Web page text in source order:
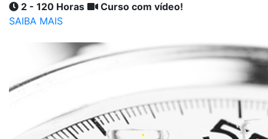
2 - 120 Horas
Curso com vídeo!
SAIBA MAIS